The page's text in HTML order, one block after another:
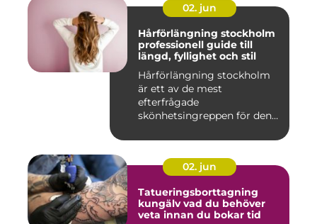
02. jun
Hårförlängning stockholm
professionell guide till
längd, fyllighet och stil
Hårförlängning stockholm
är ett av de mest
efterfrågade
skönhetsingreppen för den
02. jun
Tatueringsborttagning
kungälv vad du behöver
veta innan du bokar tid